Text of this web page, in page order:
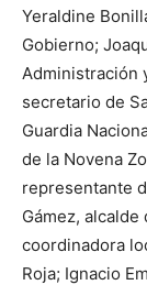
Yeraldine
Gobierno;
Administración
secretario de
Guardia
de la Novena
representante
Gámez, alcalde
coordinadora
Roja; Ignacio